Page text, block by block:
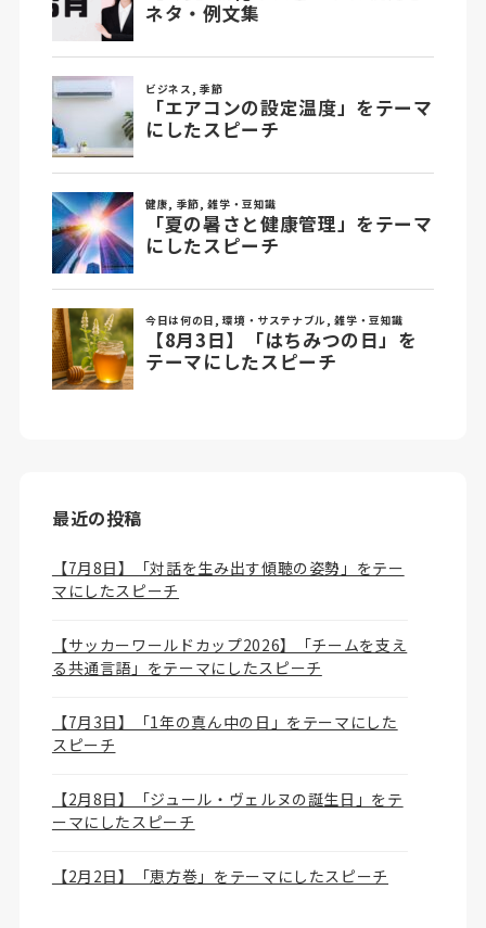
最近の投稿
【7月8日】「対話を生み出す傾聴の姿勢」をテー
マにしたスピーチ
【サッカーワールドカップ2026】「チームを支え
る共通言語」をテーマにしたスピーチ
【7月3日】「1年の真ん中の日」をテーマにした
スピーチ
【2月8日】「ジュール・ヴェルヌの誕生日」をテ
ーマにしたスピーチ
【2月2日】「恵方巻」をテーマにしたスピーチ